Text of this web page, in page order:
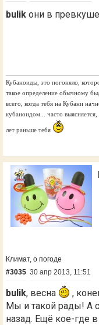
bulik они в
Кубаноиды, это погоняло,
такое определение обычному
всего, когда тебя на Кубани
кубаноидом... часто
лет раньше тебя
Климат, о погоде
#3035 30 апр 2013, 11:51
bulik, весна ,
Мы и такой рады! А
назад. Ещё кое-где в